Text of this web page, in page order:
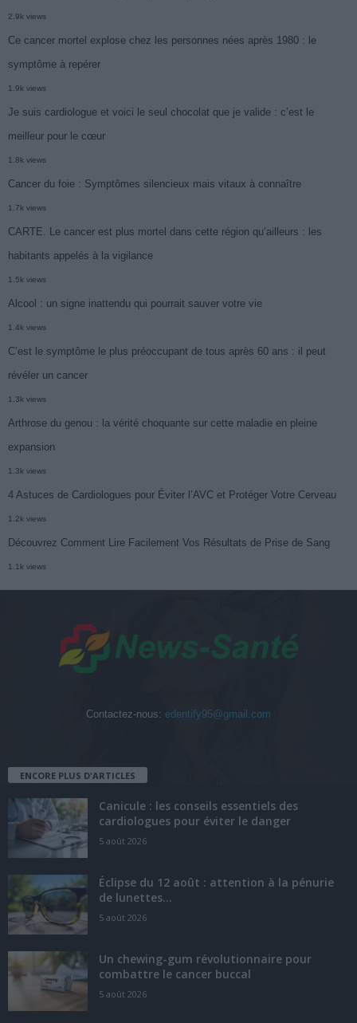
2.9k views
Ce cancer mortel explose chez les personnes nées après 1980 : le
symptôme à repérer
1.9k views
Je suis cardiologue et voici le seul chocolat que je valide : c’est le
meilleur pour le cœur
1.8k views
Cancer du foie : Symptômes silencieux mais vitaux à connaître
1.7k views
CARTE. Le cancer est plus mortel dans cette région qu’ailleurs : les
habitants appelés à la vigilance
1.5k views
Alcool : un signe inattendu qui pourrait sauver votre vie
1.4k views
C’est le symptôme le plus préoccupant de tous après 60 ans : il peut
révéler un cancer
1.3k views
Arthrose du genou : la vérité choquante sur cette maladie en pleine
expansion
1.3k views
4 Astuces de Cardiologues pour Éviter l’AVC et Protéger Votre Cerveau
1.2k views
Découvrez Comment Lire Facilement Vos Résultats de Prise de Sang
1.1k views
Contactez-nous: edentify95@gmail.com
ENCORE PLUS D'ARTICLES
Canicule : les conseils essentiels des
cardiologues pour éviter le danger
5 août 2026
Éclipse du 12 août : attention à la pénurie
de lunettes...
5 août 2026
Un chewing-gum révolutionnaire pour
combattre le cancer buccal
5 août 2026